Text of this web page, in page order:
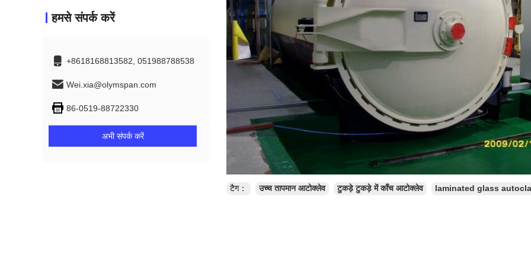
हमसे संपर्क करें
+8618168813582, 051988788538
Wei.xia@olymspan.com
86-0519-88722330
अभी संपर्क करें
टैग： उच्च तापमान आटोक्लेव टुकड़े टुकड़े में काँच आटोक्लेव laminated glass